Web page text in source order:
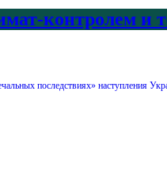
контролем и
последствиях» наступления